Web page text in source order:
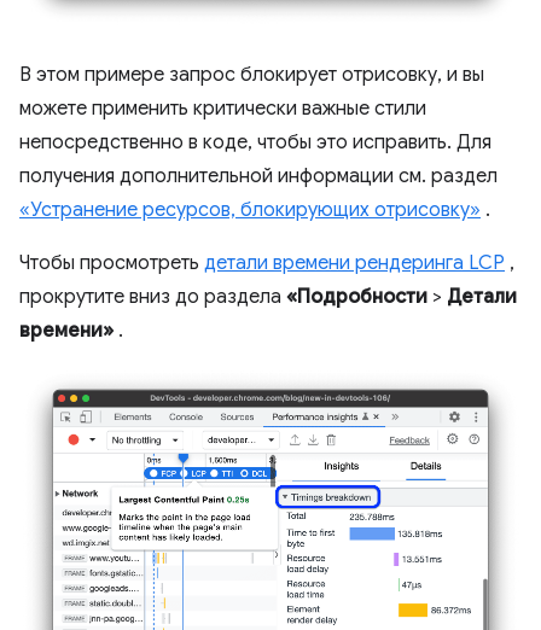
В этом примере запрос блокирует отрисовку, и вы
можете применить критически важные стили
непосредственно в коде, чтобы это исправить. Для
получения дополнительной информации см. раздел
«Устранение ресурсов, блокирующих отрисовку» .
Чтобы просмотреть детали времени рендеринга LCP ,
прокрутите вниз до раздела «Подробности > Детали
времени» .